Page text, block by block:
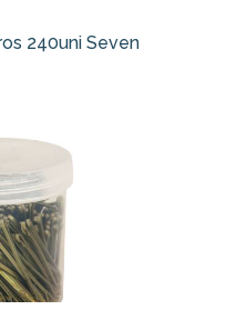
240uni Seven